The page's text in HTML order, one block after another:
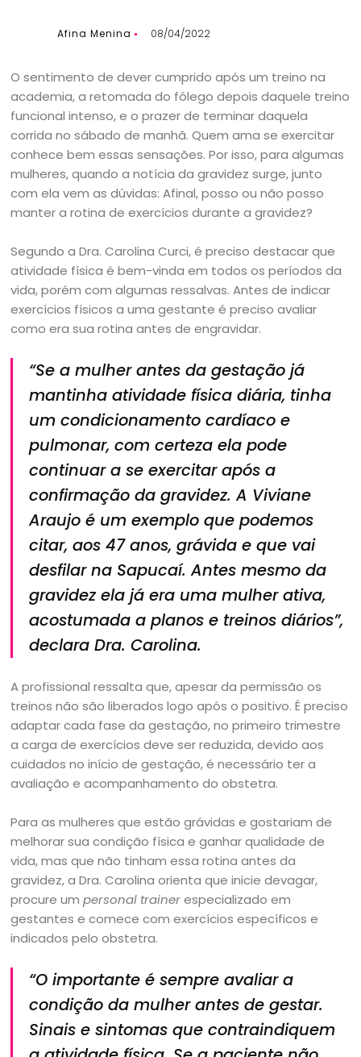
Afina Menina 08/04/2022
O sentimento de dever cumprido após um treino na
academia, a retomada do fôlego depois daquele treino
funcional intenso, e o prazer de terminar daquela
corrida no sábado de manhã. Quem ama se exercitar
conhece bem essas sensações. Por isso, para algumas
mulheres, quando a notícia da gravidez surge, junto
com ela vem as dúvidas: Afinal, posso ou não posso
manter a rotina de exercícios durante a gravidez?
Segundo a Dra. Carolina Curci, é preciso destacar que
atividade física é bem-vinda em todos os períodos da
vida, porém com algumas ressalvas. Antes de indicar
exercícios físicos a uma gestante é preciso avaliar
como era sua rotina antes de engravidar.
“Se a mulher antes da gestação já
mantinha atividade física diária, tinha
um condicionamento cardíaco e
pulmonar, com certeza ela pode
continuar a se exercitar após a
confirmação da gravidez. A Viviane
Araujo é um exemplo que podemos
citar, aos 47 anos, grávida e que vai
desfilar na Sapucaí. Antes mesmo da
gravidez ela já era uma mulher ativa,
acostumada a planos e treinos diários”,
declara Dra. Carolina.
A profissional ressalta que, apesar da permissão os
treinos não são liberados logo após o positivo. É preciso
adaptar cada fase da gestação, no primeiro trimestre
a carga de exercícios deve ser reduzida, devido aos
cuidados no início de gestação, é necessário ter a
avaliação e acompanhamento do obstetra.
Para as mulheres que estão grávidas e gostariam de
melhorar sua condição física e ganhar qualidade de
vida, mas que não tinham essa rotina antes da
gravidez, a Dra. Carolina orienta que inicie devagar,
procure umpersonal trainerespecializado em
gestantes e comece com exercícios específicos e
indicados pelo obstetra.
“O importante é sempre avaliar a
condição da mulher antes de gestar.
Sinais e sintomas que contraindiquem